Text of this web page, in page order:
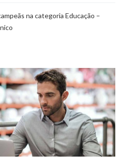
na categoria Educação –